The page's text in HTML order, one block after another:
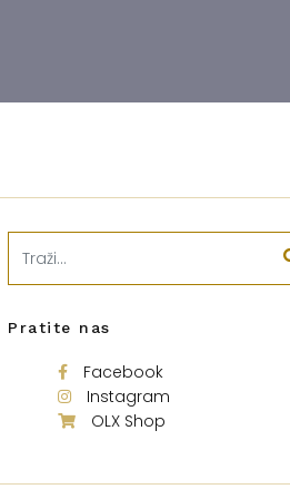
Pratite nas
Facebook
Instagram
OLX Shop